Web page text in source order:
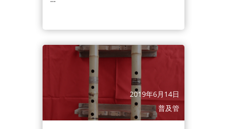
2019年6月14日
普及管